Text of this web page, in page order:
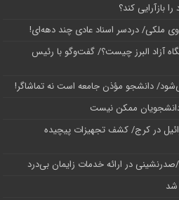
بازآرایی کند؟
ملکی/ دردسر اسناد عادی چند‌ دهه‌ای!
آزاد البرز چیست؟/ گفت‌وگو با رئیس
دانشجو مؤذن جامعه است نه تماشاگر!
ممکن نیست
در کرج/‌ کشف تجهیزات پیچیده
شد